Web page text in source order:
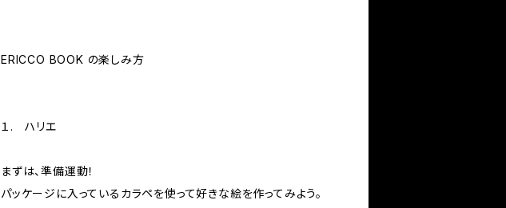
ERICCO BOOK の楽しみ方
１. ハリエ
まずは、準備運動！
パッケージに入っているカラペを使って好きな絵を作ってみよう。